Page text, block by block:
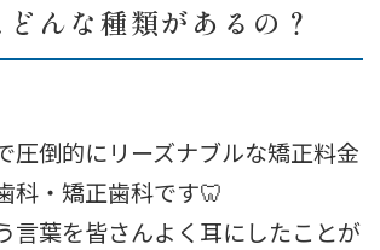
んな種類があるの？
圧倒的にリーズナブルな矯正料金
科・矯正歯科です🦷
言葉を皆さんよく耳にしたことが